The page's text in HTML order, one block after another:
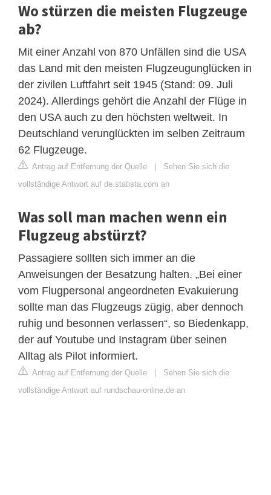
Wo stürzen die meisten Flugzeuge
ab?
Mit einer Anzahl von 870 Unfällen sind die USA
das Land mit den meisten Flugzeugunglücken in
der zivilen Luftfahrt seit 1945 (Stand: 09. Juli
2024). Allerdings gehört die Anzahl der Flüge in
den USA auch zu den höchsten weltweit. In
Deutschland verunglückten im selben Zeitraum
62 Flugzeuge.
Antrag auf Entfernung der Quelle | Sehen Sie sich die
vollständige Antwort auf de.statista.com an
Was soll man machen wenn ein
Flugzeug abstürzt?
Passagiere sollten sich immer an die
Anweisungen der Besatzung halten. „Bei einer
vom Flugpersonal angeordneten Evakuierung
sollte man das Flugzeugs zügig, aber dennoch
ruhig und besonnen verlassen“, so Biedenkapp,
der auf Youtube und Instagram über seinen
Alltag als Pilot informiert.
Antrag auf Entfernung der Quelle | Sehen Sie sich die
vollständige Antwort auf rundschau-online.de an